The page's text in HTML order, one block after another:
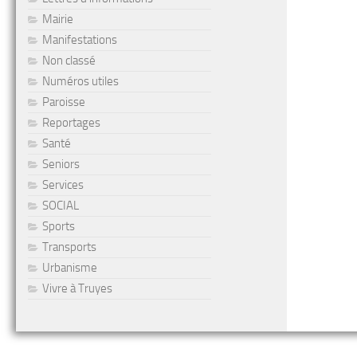
Mairie
Manifestations
Non classé
Numéros utiles
Paroisse
Reportages
Santé
Seniors
Services
SOCIAL
Sports
Transports
Urbanisme
Vivre à Truyes